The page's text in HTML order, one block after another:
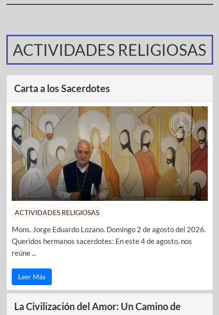
ACTIVIDADES RELIGIOSAS
Carta a los Sacerdotes
ACTIVIDADES RELIGIOSAS
Mons. Jorge Eduardo Lozano. Domingo 2 de agosto del 2026.
Queridos hermanos sacerdotes: En este 4 de agosto, nos
reúne ...
Leer Más
La Civilización del Amor: Un Camino de